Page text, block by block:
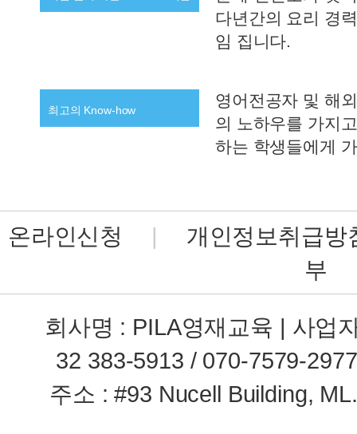
다년간의 요리 경
임 집니다.
최고의 Know-how
영어전공자 및 해
의 노하우를 가지
하는 학생들에게
온라인신청 |
개인정보취급
부
회사명 : PILA영재교육 | 사업
32 383-5913 / 070-7579-
주소 : #93 Nucell Building,